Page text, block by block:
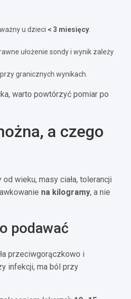
u dzieci < 3 miesięcy
ułożenie sondy i wynik zależy
granicznych wynikach.
warto powtórzyć pomiar po
a czego
wieku, masy ciała, tolerancji
na kilogramy, a nie
podawać
przeciwgorączkowo i
infekcji, ma ból przy